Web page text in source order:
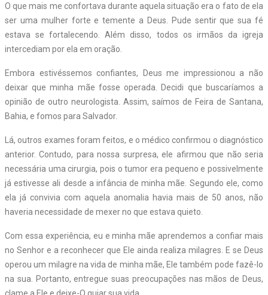
O que mais me confortava durante aquela situação era o fato de ela
ser uma mulher forte e temente a Deus. Pude sentir que sua fé
estava se fortalecendo. Além disso, todos os irmãos da igreja
intercediam por ela em oração.
Embora estivéssemos confiantes, Deus me impressionou a não
deixar que minha mãe fosse operada. Decidi que buscaríamos a
opinião de outro neurologista. Assim, saímos de Feira de Santana,
Bahia, e fomos para Salvador.
Lá, outros exames foram feitos, e o médico confirmou o diagnóstico
anterior. Contudo, para nossa surpresa, ele afirmou que não seria
necessária uma cirurgia, pois o tumor era pequeno e possivelmente
já estivesse ali desde a infância de minha mãe. Segundo ele, como
ela já convivia com aquela anomalia havia mais de 50 anos, não
haveria necessidade de mexer no que estava quieto.
Com essa experiência, eu e minha mãe aprendemos a confiar mais
no Senhor e a reconhecer que Ele ainda realiza milagres. E se Deus
operou um milagre na vida de minha mãe, Ele também pode fazê-lo
na sua. Portanto, entregue suas preocupações nas mãos de Deus,
clame a Ele e deixe-O guiar sua vida.